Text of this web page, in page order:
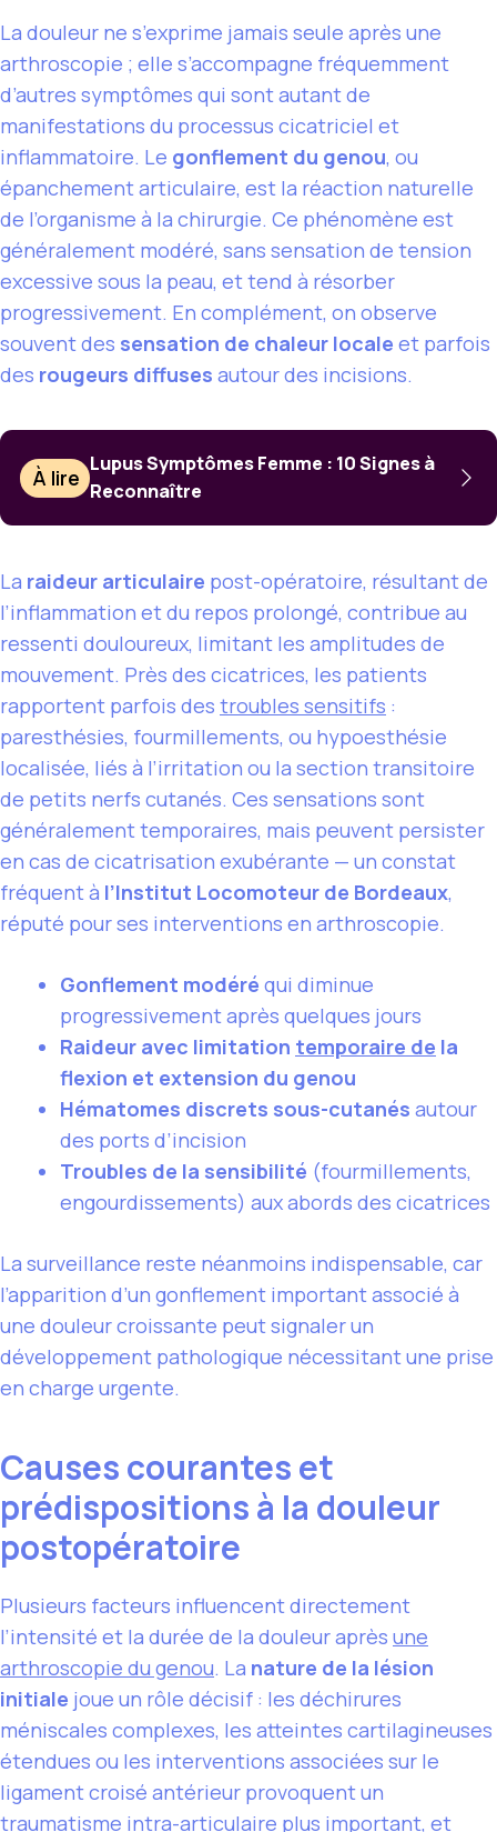
La douleur ne s’exprime jamais seule après une
arthroscopie ; elle s’accompagne fréquemment
d’autres symptômes qui sont autant de
manifestations du processus cicatriciel et
inflammatoire. Le gonflement du genou, ou
épanchement articulaire, est la réaction naturelle
de l’organisme à la chirurgie. Ce phénomène est
généralement modéré, sans sensation de tension
excessive sous la peau, et tend à résorber
progressivement. En complément, on observe
souvent des sensation de chaleur locale et parfois
des rougeurs diffuses autour des incisions.
À lire
Lupus Symptômes Femme : 10 Signes à
Reconnaître
La raideur articulaire post-opératoire, résultant de
l’inflammation et du repos prolongé, contribue au
ressenti douloureux, limitant les amplitudes de
mouvement. Près des cicatrices, les patients
rapportent parfois des troubles sensitifs :
paresthésies, fourmillements, ou hypoesthésie
localisée, liés à l’irritation ou la section transitoire
de petits nerfs cutanés. Ces sensations sont
généralement temporaires, mais peuvent persister
en cas de cicatrisation exubérante — un constat
fréquent à l’Institut Locomoteur de Bordeaux,
réputé pour ses interventions en arthroscopie.
Gonflement modéré qui diminue
progressivement après quelques jours
Raideur avec limitation temporaire de la
flexion et extension du genou
Hématomes discrets sous-cutanés autour
des ports d’incision
Troubles de la sensibilité (fourmillements,
engourdissements) aux abords des cicatrices
La surveillance reste néanmoins indispensable, car
l’apparition d’un gonflement important associé à
une douleur croissante peut signaler un
développement pathologique nécessitant une prise
en charge urgente.
Causes courantes et
prédispositions à la douleur
postopératoire
Plusieurs facteurs influencent directement
l’intensité et la durée de la douleur après une
arthroscopie du genou. La nature de la lésion
initiale joue un rôle décisif : les déchirures
méniscales complexes, les atteintes cartilagineuses
étendues ou les interventions associées sur le
ligament croisé antérieur provoquent un
traumatisme intra-articulaire plus important, et